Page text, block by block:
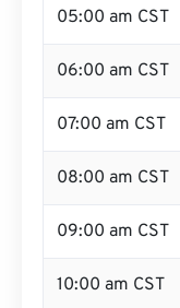
05:00 am CST
06:00 am CST
07:00 am CST
08:00 am CST
09:00 am CST
10:00 am CST